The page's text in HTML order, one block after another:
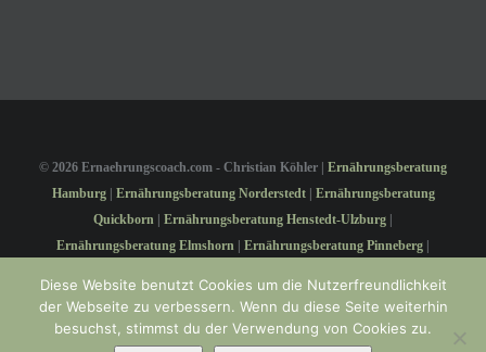
© 2026 Ernaehrungscoach.com - Christian Köhler | Ernährungsberatung
Hamburg| Ernährungsberatung Norderstedt| Ernährungsberatung
Quickborn
Ernährungsberatung Henstedt-Ulzburg
Ernährungsberatung Elmshorn
Ernährungsberatung Pinneberg
KAFFENBERGER
InstagramFacebookLinkedIn
Xing
Diese Website benutzt Cookies um die Nutzerfreundlichkeit
der Webseite zu verbessern. Wenn du diese Seite weiterhin
besuchst, stimmst du der Verwendung von Cookies zu.